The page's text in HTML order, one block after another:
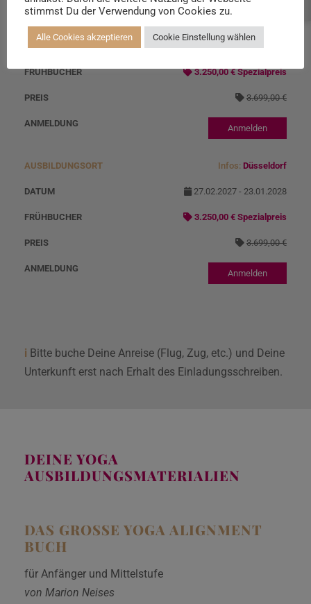
27.02.2027 - 23.01.2028
3.250,00 € Spezialpreis
3.699,00 €
Anmelden
Infos: Düsseldorf
27.02.2027 - 23.01.2028
3.250,00 € Spezialpreis
3.699,00 €
Anmelden
i Bitte buche Deine Anreise (Flug, Zug, etc.) und Deine
Unterkunft erst nach Erhalt des Einladungsschreiben.
DEINE YOGA
AUSBILDUNGSMATERIALIEN
DAS GROSSE YOGA ALIGNMENT B
UCH
für Anfänger und Mittelstufe
von Marion Neises
stimmst Du der Verwendung von Cookies zu.
Alle Cookies akzeptieren Cookie Einstellung wählen